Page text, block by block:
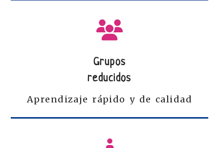
Grupos
reducidos
Aprendizaje rápido y de calidad